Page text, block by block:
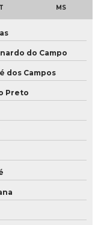
MS
do Campo
dos Campos
Preto